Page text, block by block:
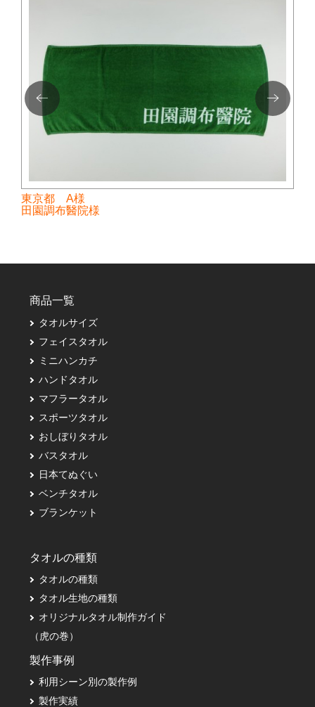
東京都 A様
田園調布醫院様
商品一覧
タオルサイズ
フェイスタオル
ミニハンカチ
ハンドタオル
マフラータオル
スポーツタオル
おしぼりタオル
バスタオル
日本てぬぐい
ベンチタオル
ブランケット
タオルの種類
タオルの種類
タオル生地の種類
オリジナルタオル制作ガイド
（虎の巻）
製作事例
利用シーン別の製作例
製作実績